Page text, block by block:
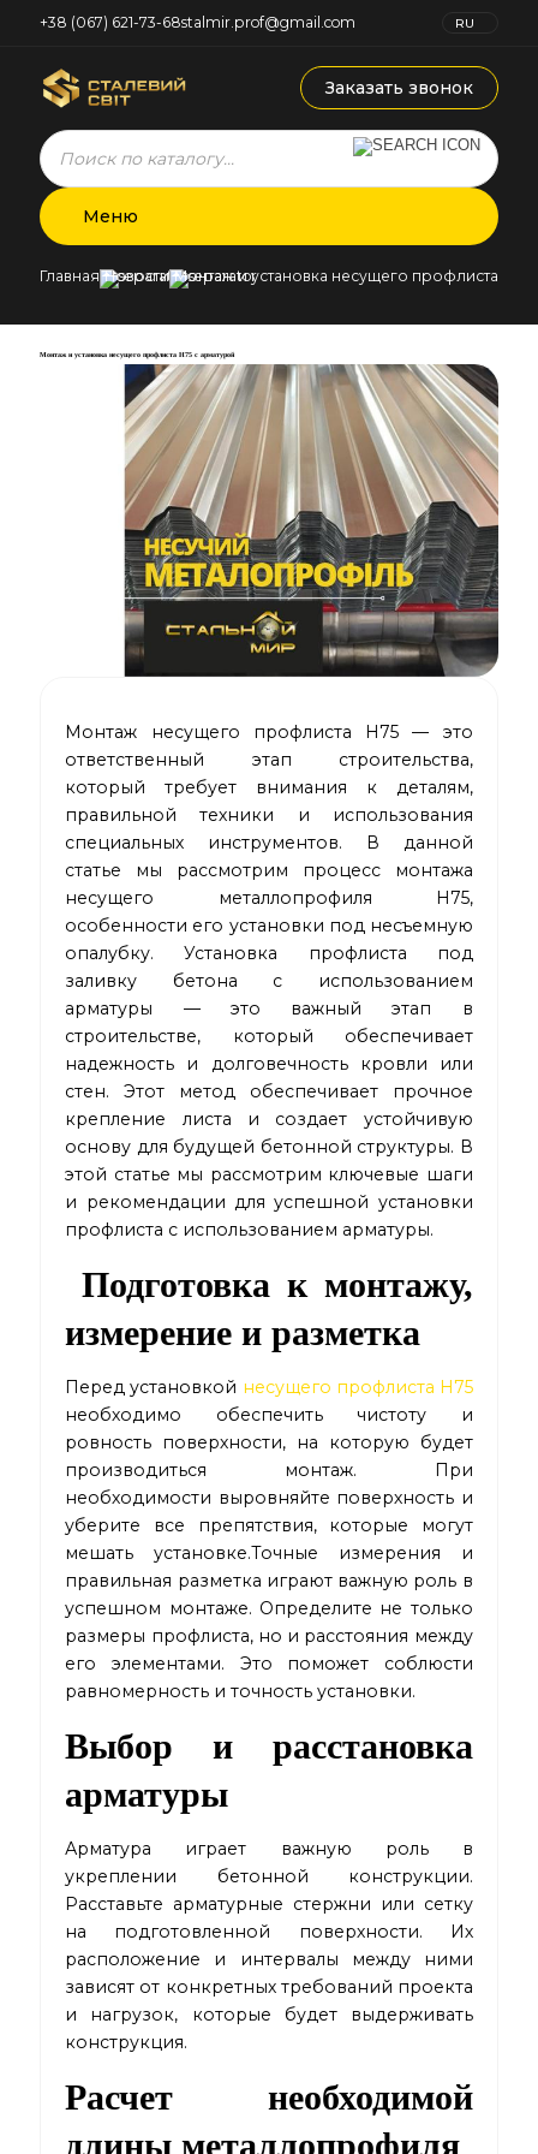
+38 (067) 621-73-68stalmir.prof@gmail.com
RU
Заказать звонок
Products
search
Меню
Главная Новости Монтаж и установка несущего профлиста Н75
Монтаж и установка несущего профлиста Н75 с арматурой
Монтаж несущего профлиста Н75 — это
ответственный этап строительства,
который требует внимания к деталям,
правильной техники и использования
специальных инструментов. В данной
статье мы рассмотрим процесс монтажа
несущего металлопрофиля Н75,
особенности его установки под несъемную
опалубку. Установка профлиста под
заливку бетона с использованием
арматуры — это важный этап в
строительстве, который обеспечивает
надежность и долговечность кровли или
стен. Этот метод обеспечивает прочное
крепление листа и создает устойчивую
основу для будущей бетонной структуры. В
этой статье мы рассмотрим ключевые шаги
и рекомендации для успешной установки
профлиста с использованием арматуры.
Подготовка к монтажу,
измерение и разметка
Перед установкой несущего профлиста Н75
необходимо обеспечить чистоту и
ровность поверхности, на которую будет
производиться монтаж. При
необходимости выровняйте поверхность и
уберите все препятствия, которые могут
мешать установке.Точные измерения и
правильная разметка играют важную роль в
успешном монтаже. Определите не только
размеры профлиста, но и расстояния между
его элементами. Это поможет соблюсти
равномерность и точность установки.
Выбор и расстановка
арматуры
Арматура играет важную роль в
укреплении бетонной конструкции.
Расставьте арматурные стержни или сетку
на подготовленной поверхности. Их
расположение и интервалы между ними
зависят от конкретных требований проекта
и нагрузок, которые будет выдерживать
конструкция.
Расчет необходимой